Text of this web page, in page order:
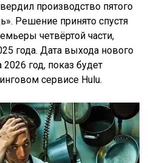
производство пятого
Решение принято спустя
четвёртой части,
года. Дата выхода нового
год, показ будет
сервисе Hulu.